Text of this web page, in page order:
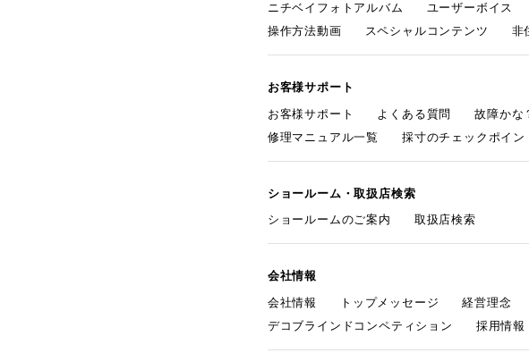
ニチベイフォトアルバム
ユーザーボイス
操作方法動画
スペシャルコンテンツ 非
お客様サポート
お客様サポート
よくある質問 故障かな
修理マニュアル一覧
採寸のチェックポイン
ショールーム・取扱店検索
ショールームのご案内
取扱店検索
会社情報
会社情報
トップメッセージ 経営理念
デコブラインドコンペティション
採用情報